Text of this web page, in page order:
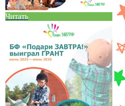
Читать